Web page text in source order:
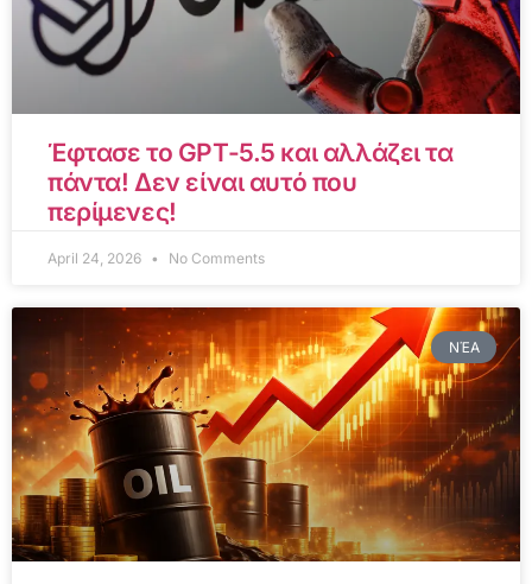
Έφτασε το GPT-5.5 και αλλάζει τα
πάντα! Δεν είναι αυτό που
περίμενες!
April 24, 2026 No Comments
ΝΈΑ